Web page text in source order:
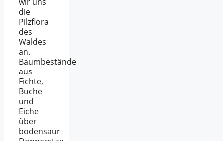
die
Pilzflora
des
Waldes
an.
Baumbestände
aus
Fichte,
Buche
und
Eiche
über
bodensaur